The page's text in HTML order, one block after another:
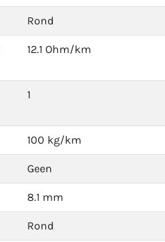
Rond
12.1 Ohm/km
1
100 kg/km
Geen
8.1 mm
Rond